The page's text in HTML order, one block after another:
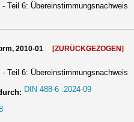
- Teil 6: Übereinstimmungsnachweis
2010-01 [ZURÜCKGEZOGEN]
- Teil 6: Übereinstimmungsnachweis
DIN 488-6 :2024-09